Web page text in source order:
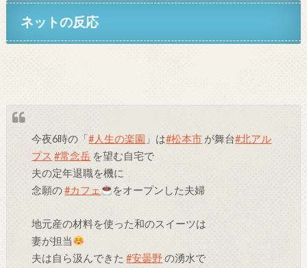
ネットの反応
今夜6時の「#人生の楽園 」は#松本市 が舞台#北アル
プス #常念岳 を望む自宅で
夫の定年退職を機に
念願の#カフェ をオープンした夫婦
地元産の材料を使った和のスイーツは
妻が担当
夫は自ら汲んできた#安曇野の湧水で